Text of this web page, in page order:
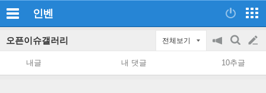
인벤
오픈이슈갤러리 전체보기
공
지
on/off
검
색
글
쓰
내글 내 댓글 10추글